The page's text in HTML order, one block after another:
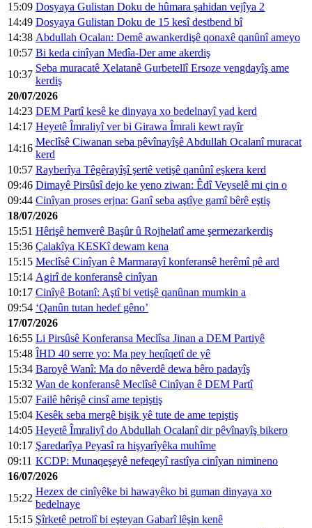
15:09 Dosyaya Gulistan Doku de hûmara şahidan vejîya 2
14:49 Dosyaya Gulistan Doku de 15 kesî destbend bî
14:38 Abdullah Ocalan: Demê awankerdişê qonaxê qanûnî ameyo
10:57 Bi keda cinîyan Medîa-Der ame akerdiş
10:37
Seba muracatê Xelatanê Gurbetellî Ersoze vengdayîş ame
kerdiş
20/07/2026
14:23 DEM Partî kesê ke dinyaya xo bedelnayî yad kerd
14:17 Heyetê Îmraliyî ver bi Girawa Îmrali kewt rayîr
14:16
Meclîsê Ciwanan seba pêvînayîşê Abdullah Ocalanî muracat
kerd
10:57 Rayberîya Têgêrayîşî şertê vetişê qanûnî eşkera kerd
09:46 Dimayê Pirsûsî dejo ke yeno ziwan: Êdî Veyselê mi çin o
09:44 Cinîyan proses erjna: Ganî seba aştîye gamî bêrê eştiş
18/07/2026
15:51 Hêrişê hemverê Başûr û Rojhelatî ame şermezarkerdiş
15:36 Çalakîya KESKî dewam kena
15:15 Meclîsê Cinîyan ê Marmarayî konferansê herêmî pê ard
15:14 Agirî de konferansê cinîyan
10:17 Cinîyê Botanî: Aştî bi vetişê qanûnan mumkin a
09:54 ‘Qanûn tutan hedef gêno’
17/07/2026
16:55 Li Pirsûsê Konferansa Meclîsa Jinan a DEM Partiyê
15:48 ÎHD 40 serre yo: Ma pey heqîqetî de yê
15:34 Baroyê Wanî: Ma do nêverdê dewa bêro padayîş
15:32 Wan de konferansê Meclîsê Cinîyan ê DEM Partî
15:07 Failê hêrişê cinsî ame tepiştiş
15:04 Kesêk seba mergê bişik yê tute de ame tepiştiş
14:05 Heyetê Îmraliyî do Abdullah Ocalanî dir pêvînayîş bikero
10:17 Şaredarîya Peyasî ra hişyarîyêka muhîme
09:11 KCDP: Munaqeşeyê nefeqeyî rastîya cinîyan nimineno
16/07/2026
15:22
Hezex de cinîyêke bi hawayêko bi guman dinyaya xo
bedelnaye
15:15 Şîrketê petrolî bi eşteyan Gabarî lêşin kenê